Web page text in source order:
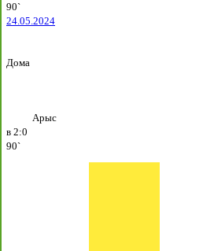
90`
24.05.2024
Дома
Арыс
в 2:0
90`